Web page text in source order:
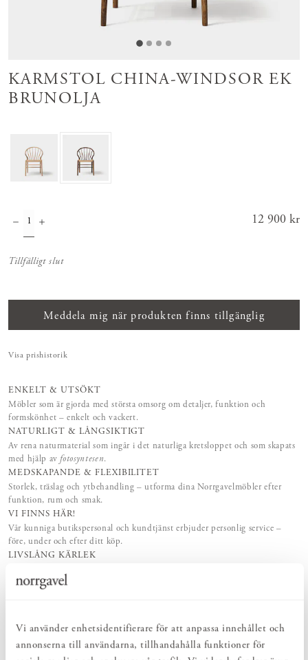
Vi använder enhetsidentifierare för att anpassa innehållet och
annonserna till användarna, tillhandahålla funktioner för
KARMSTOL CHINA-WINDSOR EK
BRUNOLJA
Pris:
12 900 kr
Tillfälligt slut
Meddela mig när produkten finns tillgänglig
Visa prishistorik
ENKELT & UTSÖKT
Möbler som är gjorda med största omsorg om detaljer, funktion och
formskönhet – enkelt och vackert.
NATURLIGT & LÅNGSIKTIGT
Av rena naturmaterial som ingår i det naturliga kretsloppet och som skapats
med hjälp avfotosyntesen.
MEDSKAPANDE & FLEXIBILITET
Storlek, träslag och ytbehandling – utforma dina Norrgavelmöbler efter
funktion, rum och smak.
VI FINNS HÄR!
Vår kunniga butikspersonal och kundtjänst erbjuder personlig service –
före, under och efter ditt köp.
LIVSLÅNG KÄRLEK
– för livslång kärlek.
PRODUKTBESKRIVNING
Namnet Karmstol China-Windsor andas influenser från fjärran